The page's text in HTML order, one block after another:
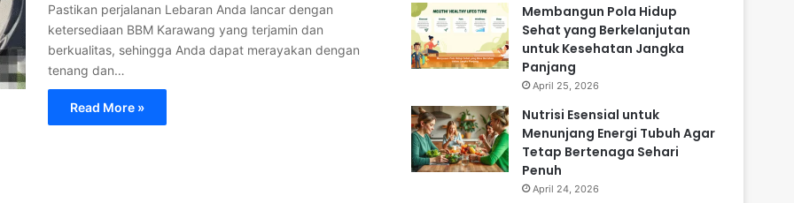
Pastikan perjalanan Lebaran Anda lancar dengan
ketersediaan BBM Karawang yang terjamin dan
berkualitas, sehingga Anda dapat merayakan dengan
tenang dan…
Read More »
Membangun Pola Hidup
Sehat yang Berkelanjutan
untuk Kesehatan Jangka
Panjang
April 25, 2026
Nutrisi Esensial untuk
Menunjang Energi Tubuh Agar
Tetap Bertenaga Sehari
Penuh
April 24, 2026